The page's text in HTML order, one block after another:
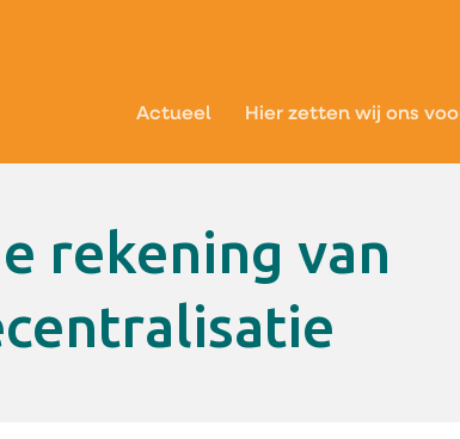
Actueel Hier zetten wij ons